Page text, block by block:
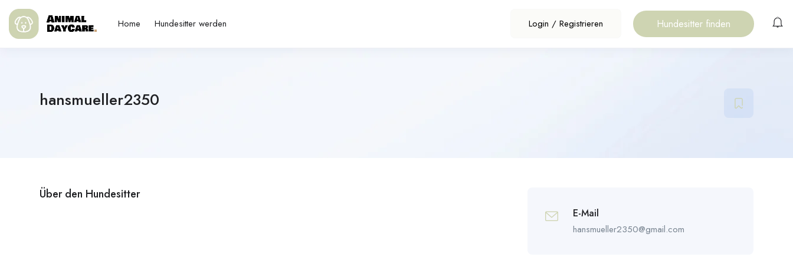
Home Hundesitter werden Login / Registrieren Hundesitter finden
hansmueller2350
Über den Hundesitter
E-Mail
hansmueller2350@gmail.com